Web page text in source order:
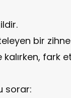
bir zihne
fark
sorar: